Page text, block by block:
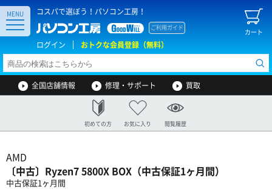
コスパで選ぼう！パソコン工房！
カート
ご利用ガイド
ログイン おトクな会員登録（無料）
MENU
全国店舗情報 修理・サポート 買取
初めての方 お気に入り 閲覧履歴
AMD
〔中古〕Ryzen7 5800X BOX（中古保証1ヶ月間）
中古保証1ヶ月間